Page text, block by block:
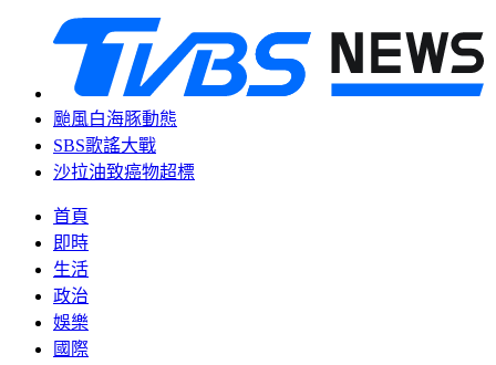
颱風白海豚動態
SBS歌謠大戰
沙拉油致癌物超標
首頁
即時
生活
政治
娛樂
國際